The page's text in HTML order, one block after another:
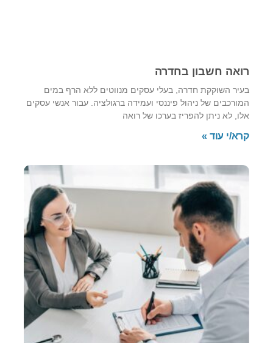
רואה חשבון בחדרה
בעיר השוקקת חדרה, בעלי עסקים מנווטים ללא הרף במים
המורכבים של ניהול פיננסי ועמידה ברגולציה. עבור אנשי עסקים
אלו, לא ניתן להפריז בערכו של רואה
קרא/י עוד »